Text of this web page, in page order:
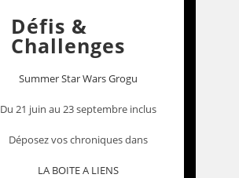
Défis &
Challenges
Summer Star Wars Grogu
Du 21 juin au 23 septembre inclus
Déposez vos chroniques dans
LA BOITE A LIENS